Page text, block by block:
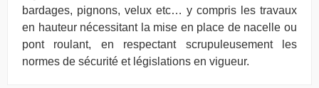
bardages, pignons, velux etc… y compris les travaux
en hauteur nécessitant la mise en place de nacelle ou
pont roulant, en respectant scrupuleusement les
normes de sécurité et législations en vigueur.